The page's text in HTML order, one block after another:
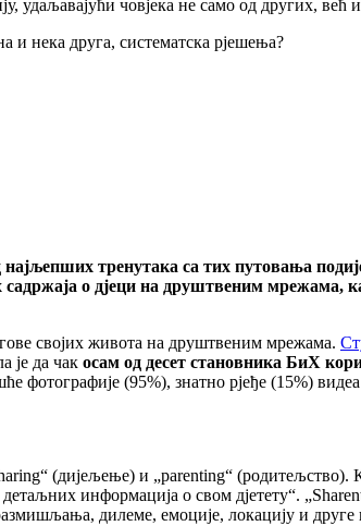
човјека не само од других, већ
нека друга, систематска рјешења?
најљепших тренутака са тих путовања
садржаја о дјеци на друштвеним мрежама,
својих живота на друштвеним мрежама.
је да чак осам од десет становника БиХ
(95%), знатно рјеђе (15%)
(дијељење) и „parenting“
информација о свом дјетету“.
дилеме, емоције, локацију и друге